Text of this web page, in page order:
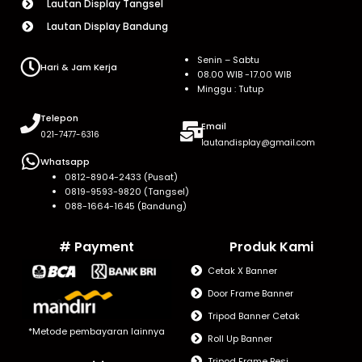
Lautan Display Tangsel
Lautan Display Bandung
Hari & Jam Kerja
Senin – Sabtu
08.00 WIB -17.00 WIB
Minggu : Tutup
Telepon
021-7477-6316
Email
lautandisplay@gmail.com
Whatsapp
0812-8904-2433 (Pusat)
0819-9593-9820 (Tangsel)
088-1664-1645 (Bandung)
# Payment
*Metode pembayaran lainnya
Produk Kami
Cetak X Banner
Door Frame Banner
Tripod Banner Cetak
Roll Up Banner